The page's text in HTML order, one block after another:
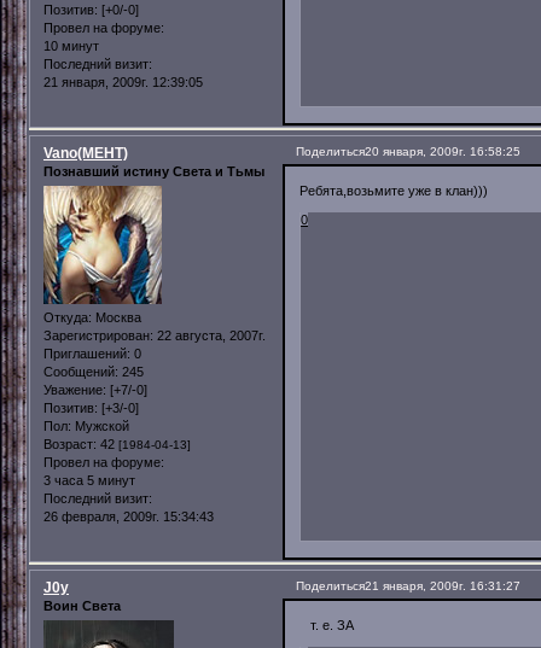
Позитив: [+0/-0]
Провел на форуме:
10 минут
Последний визит:
21 января, 2009г. 12:39:05
Поделиться20 января, 2009г. 16:58:25
Vano(MEHT)
Познавший истину Света и Тьмы
Откуда: Москва
Зарегистрирован: 22 августа, 2007г.
Приглашений: 0
Сообщений: 245
Уважение: [+7/-0]
Позитив: [+3/-0]
Пол: Мужской
Возраст: 42 [1984-04-13]
Провел на форуме:
3 часа 5 минут
Последний визит:
26 февраля, 2009г. 15:34:43
Ребята,возьмите уже в клан)))
0
Поделиться21 января, 2009г. 16:31:27
J0y
Воин Света
т. е. ЗА